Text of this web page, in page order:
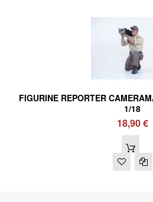
FIGURINE REPORTER
1/18
18,90 €